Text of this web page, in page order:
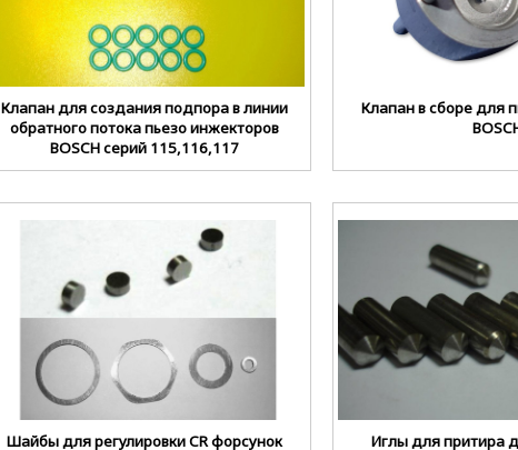
Клапан для создания подпора в линии
обратного потока пьезо инжекторов
BOSCH серий 115,116,117
Клапан в сборе для
Шайбы для регулировки CR форсунок
Иглы для притира